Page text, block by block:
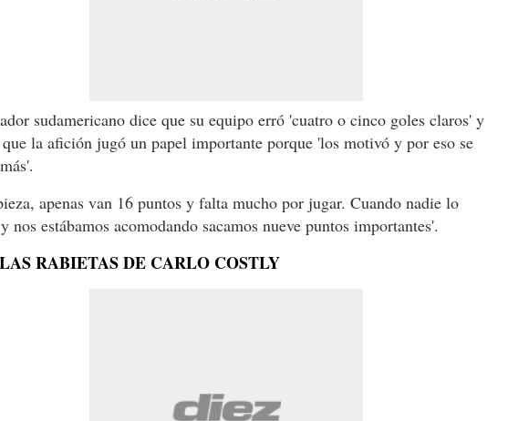
sudamericano dice que su equipo erró 'cuatro o cinco goles claros' y
la afición jugó un papel importante porque 'los motivó y por eso se
apenas van 16 puntos y falta mucho por jugar. Cuando nadie lo
nos estábamos acomodando sacamos nueve puntos importantes'.
RABIETAS DE CARLO COSTLY